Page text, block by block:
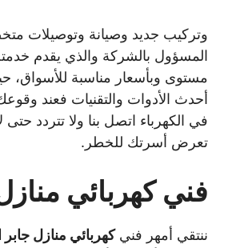
وتركيب جديد وصيانة وتوصيلات
المسؤول بالشركة والذي يقدم
مستوى وبأسعار مناسبة للأسواق،
أحدث الأدوات والتقنيات فعند
في الكهرباء اتصل بنا ولا تتردد حتى
تعرض أسرتك للخطر.
فني كهربائي
ننتقي أمهر فنيكهربائي منازل جابر